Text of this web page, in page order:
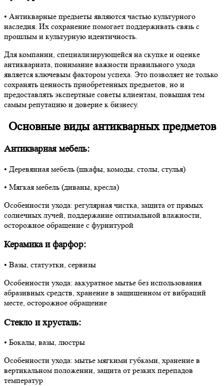
• Антикварные предметы являются частью культурного
наследия. Их сохранение помогает поддерживать связь с
прошлым и культурную идентичность.
Для компании, специализирующейся на скупке и оценке
антиквариата, понимание важности правильного ухода
является ключевым фактором успеха. Это позволяет не только
сохранять ценность приобретенных предметов, но и
предоставлять экспертные советы клиентам, повышая тем
самым репутацию и доверие к бизнесу.
Основные виды антикварных предметов
Антикварная мебель:
• Деревянная мебель (шкафы, комоды, столы, стулья)
• Мягкая мебель (диваны, кресла)
Особенности ухода: регулярная чистка, защита от прямых
солнечных лучей, поддержание оптимальной влажности,
осторожное обращение с фурнитурой
Керамика и фарфор:
• Вазы, статуэтки, сервизы
Особенности ухода: аккуратное мытье без использования
абразивных средств, хранение в защищенном от вибраций
месте, осторожное обращение
Стекло и хрусталь:
• Бокалы, вазы, люстры
Особенности ухода: мытье мягкими губками, хранение в
вертикальном положении, защита от резких перепадов
температур